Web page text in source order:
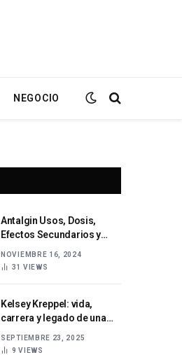
NEGOCIO
Antalgin Usos, Dosis,
Efectos Secundarios y
NOVIEMBRE 16, 2024
31 VIEWS
Kelsey Kreppel: vida,
carrera y legado de una
SEPTIEMBRE 23, 2025
9VIEWS